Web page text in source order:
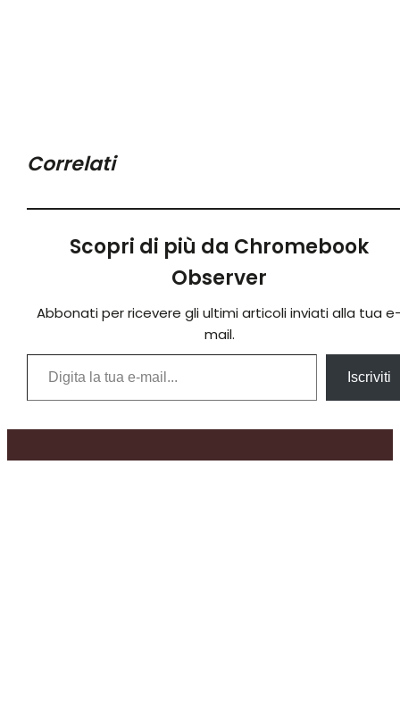
Correlati
Scopri di più da Chromebook
Observer
Abbonati per ricevere gli ultimi articoli inviati alla tua
mail.
Digita la tua e-mail...
Iscriviti